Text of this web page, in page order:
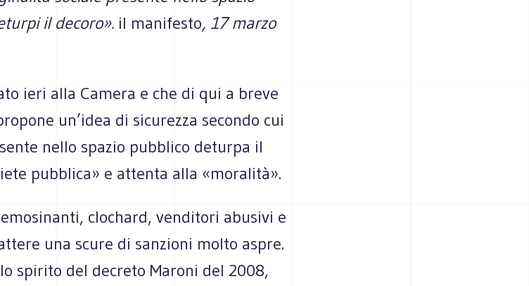
il decoro». il manifesto, 17 marzo
ieri alla Camera e che di qui a breve
un’idea di sicurezza secondo cui
nello spazio pubblico deturpa il
pubblica» e attenta alla «moralità».
clochard, venditori abusivi e
una scure di sanzioni molto aspre.
spirito del decreto Maroni del 2008,